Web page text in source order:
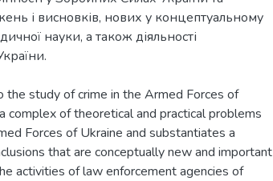
і висновків, нових у концептуальному
науки, а також діяльності
the study of crime in the Armed Forces of
complex of theoretical and practical problems
Forces of Ukraine and substantiates a
that are conceptually new and important
activities of law enforcement agencies of